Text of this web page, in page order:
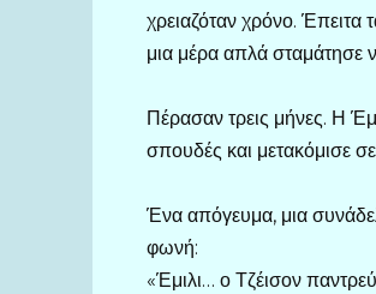
χρειαζόταν χρόνο. Έπειτα
μια μέρα απλά σταμάτησε
Πέρασαν τρεις μήνες. Η
σπουδές και μετακόμισε
Ένα απόγευμα, μια
φωνή:
«Έμιλι… ο Τζέισον